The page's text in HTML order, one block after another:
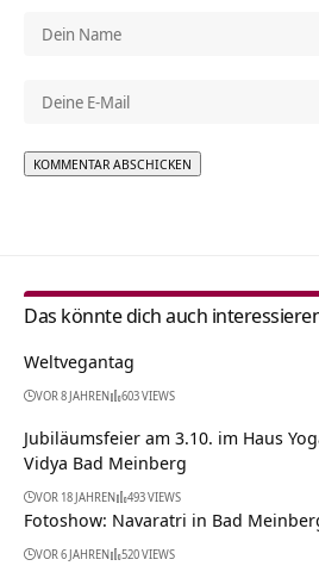
Das könnte dich auch
Weltvegantag
VOR 8 JAHREN 603 VIEWS
Jubiläumsfeier am 3.10. im Haus
Vidya Bad Meinberg
VOR 18 JAHREN 493 VIEWS
Fotoshow: Navaratri in Bad
VOR 6 JAHREN 520 VIEWS